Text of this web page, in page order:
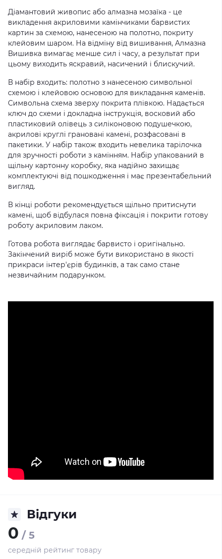
Діамантовий живопис або алмазна мозаїка - це
викладення акриловими камінчиками барвистих
картин за схемою, нанесеною на полотно, покриту
клейовим шаром. На відміну від вишивання, Алмазна
Вишивка вимагає менше сил і часу, а результат при
цьому виходить яскравий, насичений і блискучий.
В набір входить: полотно з нанесеною символьної
схемою і клейовою основою для викладання каменів.
Символьна схема зверху покрита плівкою. Надається
ключ до схеми і докладна інструкція, восковий або
пластиковий олівець з силіконовою подушечкою,
акрилові круглі грановані камені, розфасовані в
пакетики. У набір також входить невелика тарілочка
для зручності роботи з камінням. Набір упакований в
щільну картонну коробку, яка надійно захищає
комплектуючі від пошкодження і має презентабельний
вигляд.
В кінці роботи рекомендується щільно притиснути
камені, щоб відбулася повна фіксація і покрити готову
роботу акриловим лаком.
Готова робота виглядає барвисто і оригінально.
Закінчений виріб може бути використано в якості
прикраси інтер'єрів будинків, а так само стане
незвичайним подарунком.
Відгуки
0 / 5
середній рейтинг товару